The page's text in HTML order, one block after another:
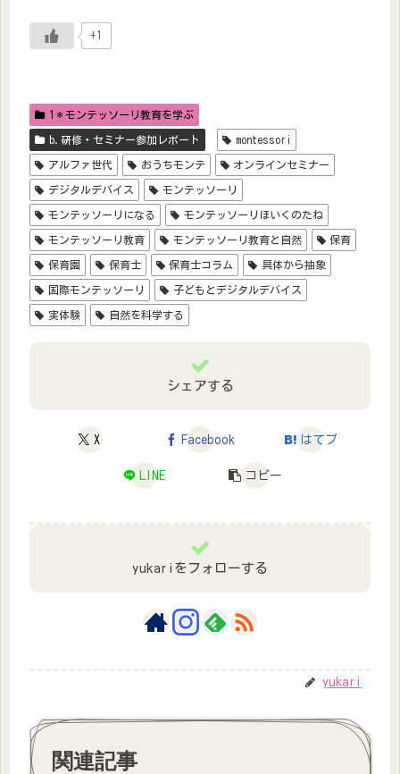
+1
1＊モンテッソーリ教育を学ぶ
b.研修・セミナー参加レポート montessori
アルファ世代 おうちモンテ オンラインセミナー
デジタルデバイス モンテッソーリ
モンテッソーリになる モンテッソーリほいくのたね
モンテッソーリ教育 モンテッソーリ教育と自然 保育
保育園 保育士 保育士コラム 具体から抽象
国際モンテッソーリ 子どもとデジタルデバイス
実体験 自然を科学する
シェアする
X Facebook はてブ
LINE コピー
yukariをフォローする
yukari
関連記事